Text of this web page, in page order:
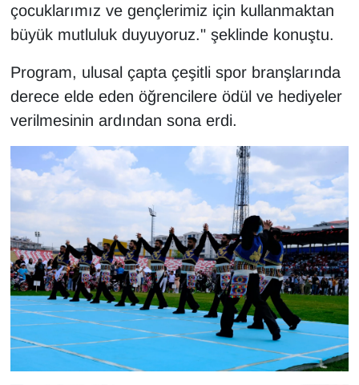
çocuklarımız ve gençlerimiz için kullanmaktan
büyük mutluluk duyuyoruz." şeklinde konuştu.
Program, ulusal çapta çeşitli spor branşlarında
derece elde eden öğrencilere ödül ve hediyeler
verilmesinin ardından sona erdi.